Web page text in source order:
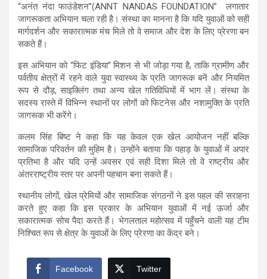
“अनंत नंदा फाउंडेशन”(ANNT NANDAS FOUNDATION” लगातार
जागरूकता अभियान चला रही है। संस्था का मानना है कि यदि युवाओं को सही
मार्गदर्शन और सकारात्मक मंच मिले तो वे समाज और देश के लिए प्रेरणा बन
सकते हैं।
इस अभियान को “फिट इंडिया” मिशन से भी जोड़ा गया है, ताकि ग्रामीण और
पर्वतीय क्षेत्रों में रहने वाले युवा स्वास्थ्य के प्रति जागरूक बनें और नियमित
रूप से दौड़, साइक्लिंग तथा अन्य खेल गतिविधियों में भाग लें। संस्था के
सदस्य रास्ते में विभिन्न स्थानों पर लोगों को फिटनेस और नशामुक्ति के प्रति
जागरूक भी करेंगे।
कलम सिंह बिष्ट ने कहा कि यह केवल एक खेल आयोजन नहीं बल्कि
सामाजिक परिवर्तन की मुहिम है। उन्होंने बताया कि पहाड़ के युवाओं में अपार
प्रतिभा है और यदि उन्हें अवसर एवं सही दिशा मिले तो वे राष्ट्रीय और
अंतरराष्ट्रीय स्तर पर अपनी पहचान बना सकते हैं।
स्थानीय लोगों, खेल प्रेमियों और सामाजिक संगठनों ने इस पहल की सराहना
करते हुए कहा कि इस प्रकार के अभियान युवाओं में नई ऊर्जा और
सकारात्मक सोच पैदा करते हैं। भेगलताल महोत्सव में पहुँचने वाली यह टीम
निश्चित रूप से क्षेत्र के युवाओं के लिए प्रेरणा का केंद्र बने।
Facebook Twitter